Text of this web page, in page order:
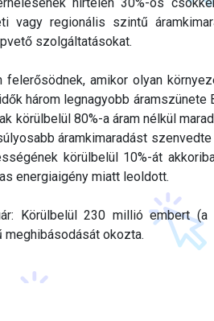
vagy regionális szintű
szolgáltatásokat.
felerősödnek, amikor olyan
három legnagyobb
körülbelül 80%-a áram nélkül
áramkimaradást
körülbelül 10%-át
energiaigény miatt leoldott.
Körülbelül 230 millió embert
okozta.